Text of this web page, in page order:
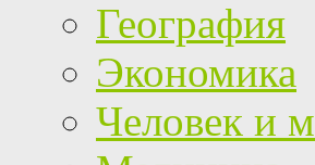
География
Экономика
Человек и